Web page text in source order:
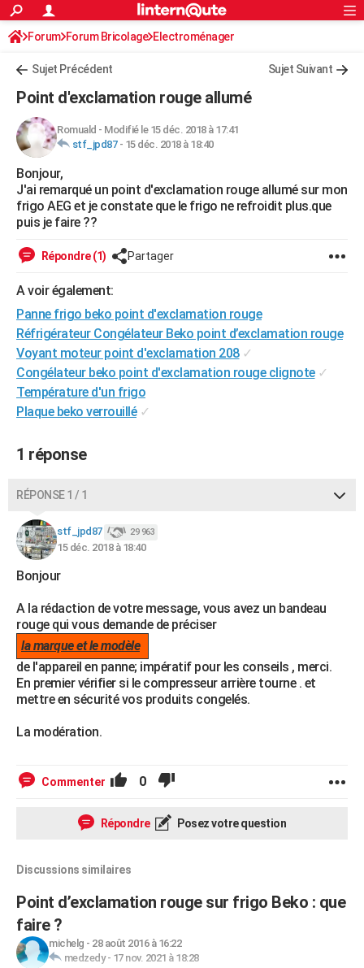
ACTUALITÉS
Politique
Société
Faits Divers
Education
Monde
Villes
+
FINANCE
Retraite
Impôts
Epargne
Immobilier
Risques naturels par ville
Banque
Assurance
Crédit
AUTO
Essais
Réserver un essai
Citadines
Berlines
SUV
Forum auto
+HIGH-TECH
Mobiles
Meilleur smartphone
Internet
Ordinateurs
Jeux vidéo
Guide high-tech
+BRICOLAGE
Forum
Aménagement intérieur
Extérieur
Cuisine
Salle de bains
Jardinage
Rangement
WEEK-END
LIFESTYLE
Art de vivre
Bien-être
Loisirs
Mode
Modes de vie
SANTE
Alimentation
Guide de la santé
Maladies
Médicaments
Sommeil
VOYAGE
Destinations
City break
Voyage nature
Voyage de noces
Forum
Climat
+PHOTO
GUIDES D'ACHAT
BONS PLANS
Dictionnaire
Biographies
Citations
Expressions
Proverbes
PROGRAMME TV
COPAINS D'AVANT
S'inscrire
Se connecter
Lycées
Collèges
Primaires
Universités
Entreprises
Service militaire
Avis de recherche
AVIS DE DÉCÈS
FORUM
Bricolage
Lifestyle
Culture
Sport
Auto
Television
Voyage
Cinema
S'inscrire
Connexion
Forum Forum Bricolage Electroménager
Sujet Précédent Sujet Suivant
Point d'exclamation rouge allumé
Romuald - Modifié le 15 déc. 2018 à 17:41
stf_jpd87- 15 déc. 2018 à 18:40
Bonjour,
J'ai remarqué un point d'exclamation rouge allumé sur mon
frigo AEG et je constate que le frigo ne refroidit plus.que
puis je faire ??
Répondre (1) Partager
A voir également:
Panne frigo beko point d'exclamation rouge
Réfrigérateur Congélateur Beko point d’exclamation rouge
Voyant moteur point d'exclamation 208 ✓
Congélateur beko point d'exclamation rouge clignote ✓
Température d'un frigo
Plaque beko verrouillé ✓
1 réponse
RÉPONSE 1 / 1
stf_jpd87 29 963
15 déc. 2018 à 18:40
Bonjour
A la rédaction de votre message, vous avez un bandeau
rouge qui vous demande de préciser
la marque et le modèle
de l'appareil en panne; impératif pour les conseils , merci.
En premier vérifier si le compresseur arrière tourne . et
mettre en sécurité vos produits congelés.
La modération.
Commenter 0
Répondre Posez votre question
Discussions similaires
Point d’exclamation rouge sur frigo Beko : que
faire ?
michelg - 28 août 2016 à 16:22
medzedy- 17 nov. 2021 à 18:28